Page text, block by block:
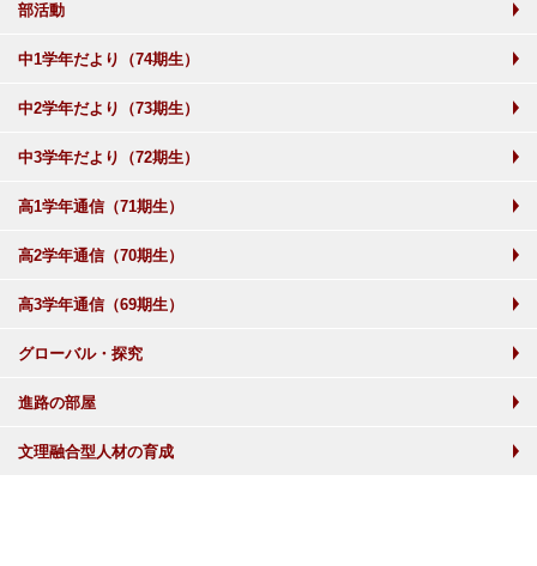
部活動
中1学年だより（74期生）
中2学年だより（73期生）
中3学年だより（72期生）
高1学年通信（71期生）
高2学年通信（70期生）
高3学年通信（69期生）
グローバル・探究
進路の部屋
文理融合型人材の育成